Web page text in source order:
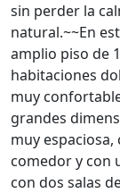
sin perder la
natural.~~En
amplio piso de
habitaciones
muy
grandes
muy
comedor y con
con dos salas